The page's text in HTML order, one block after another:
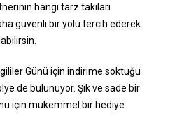
hangi tarz takıları
güvenli bir yolu tercih ederek
Günü için indirime soktuğu
de bulunuyor. Şık ve sade bir
için mükemmel bir hediye